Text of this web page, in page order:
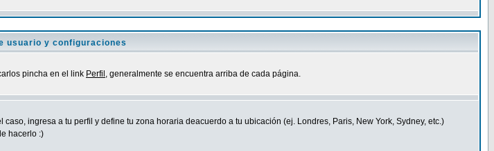
usuario y configuraciones
pincha en el link Perfil , generalmente se encuentra arriba de cada página.
ingresa a tu perfil y define tu zona horaria deacuerdo a tu ubicación (ej. Londres, Paris, New York, Sydney, etc.)
hacerlo :)